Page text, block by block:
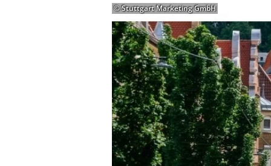
© Stuttgart Marketing GmbH